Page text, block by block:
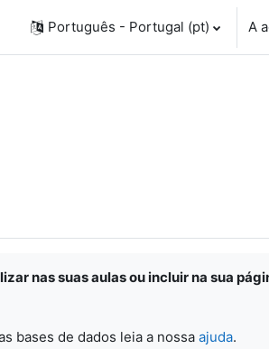
Português - Portugal ‎(pt)‎ A
nas suas aulas ou incluir na sua
bases de dados leia a nossa ajuda.